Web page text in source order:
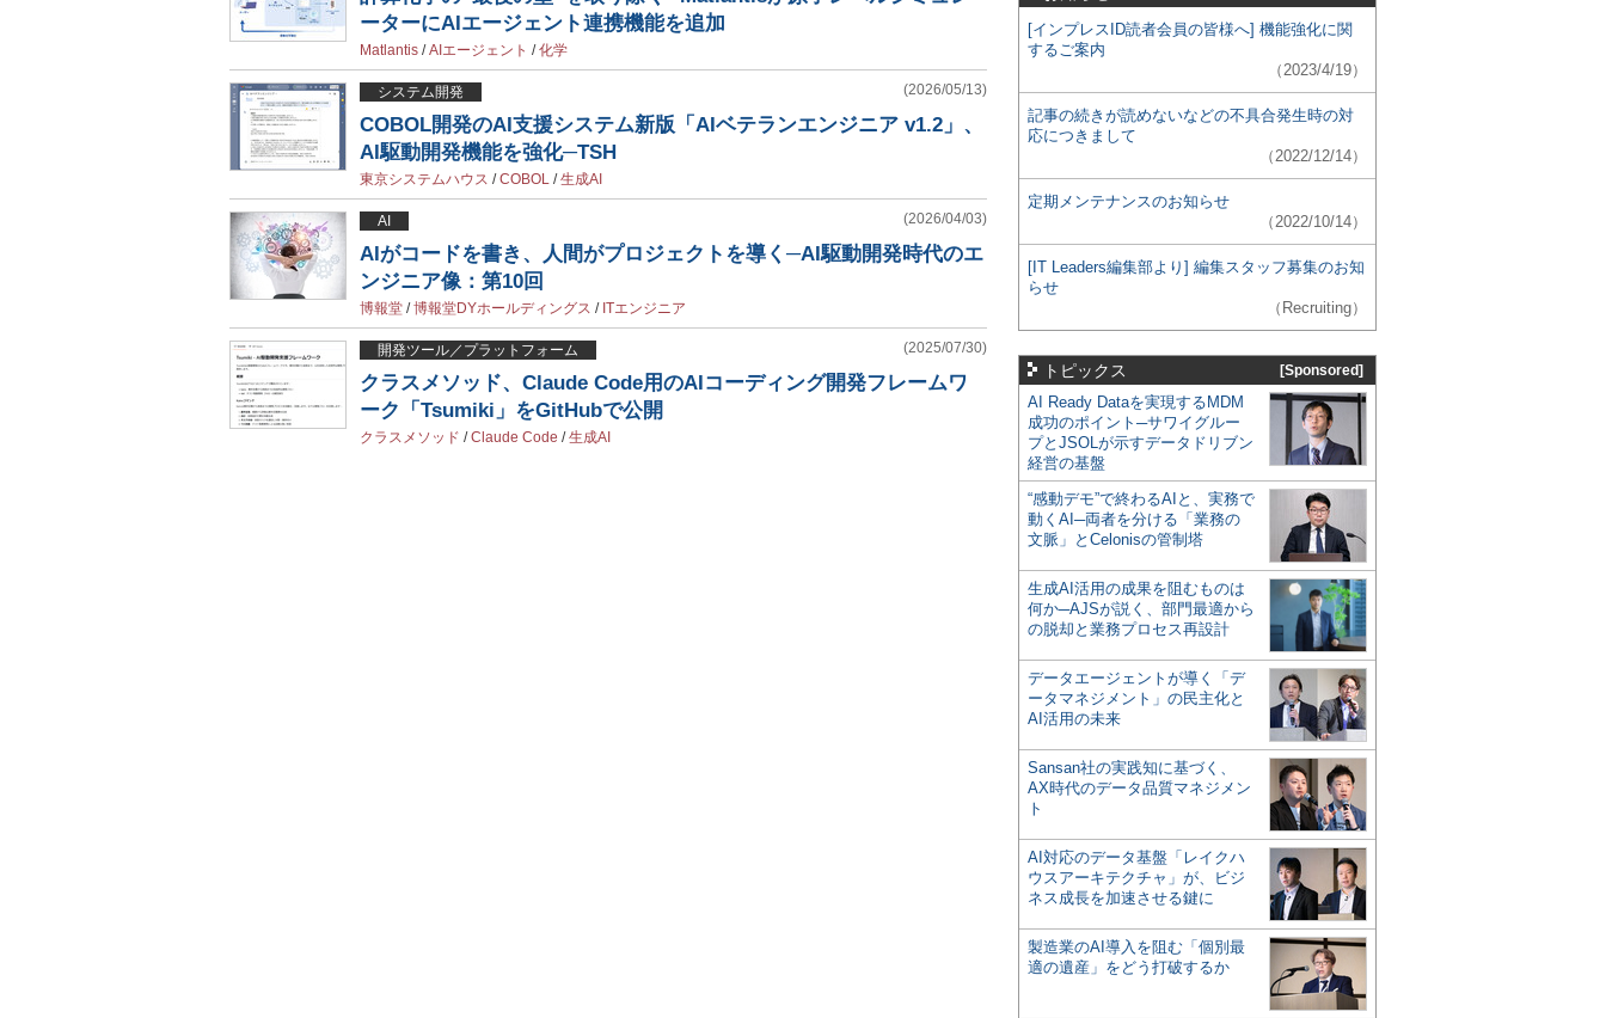
ーターにAIエージェント連携機能を追加
Matlantis /AIエージェント /化学
システム開発 (2026/05/13)
COBOL開発のAI支援システム新版「AIベテランエンジニア v1.2」、
AI駆動開発機能を強化─TSH
東京システムハウス /COBOL /生成AI
AI (2026/04/03)
AIがコードを書き、人間がプロジェクトを導く─AI駆動開発時代のエ
ンジニア像：第10回
博報堂 /博報堂DYホールディングス / ITエンジニア
開発ツール／プラットフォーム (2025/07/30)
クラスメソッド、Claude Code用のAIコーディング開発フレームワ
ーク「Tsumiki」をGitHubで公開
クラスメソッド /Claude Code /生成AI
[インプレスID読者会員の皆様へ] 機能強化に関
するご案内
（2023/4/19）
記事の続きが読めないなどの不具合発生時の対
応につきまして
（2022/12/14）
定期メンテナンスのお知らせ
（2022/10/14）
[IT Leaders編集部より] 編集スタッフ募集のお知
らせ
（Recruiting）
トピックス [Sponsored]
AI Ready Dataを実現するMDM
成功のポイント─サワイグルー
プとJSOLが示すデータドリブン
経営の基盤
“感動デモ”で終わるAIと、実務で
動くAI─両者を分ける「業務の
文脈」とCelonisの管制塔
生成AI活用の成果を阻むものは
何か─AJSが説く、部門最適から
の脱却と業務プロセス再設計
データエージェントが導く「デ
ータマネジメント」の民主化と
AI活用の未来
Sansan社の実践知に基づく、
AX時代のデータ品質マネジメン
ト
AI対応のデータ基盤「レイクハ
ウスアーキテクチャ」が、ビジ
ネス成長を加速させる鍵に
製造業のAI導入を阻む「個別最
適の遺産」をどう打破するか